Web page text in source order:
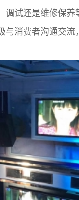
调试还是维修保
与消费者沟通交